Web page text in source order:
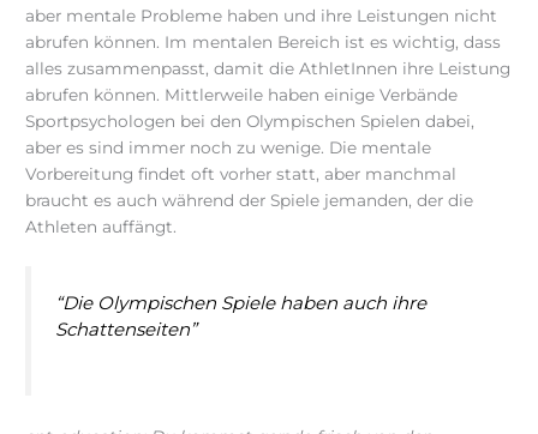
aber mentale Probleme haben und ihre Leistungen nicht
abrufen können. Im mentalen Bereich ist es wichtig, dass
alles zusammenpasst, damit die AthletInnen ihre Leistung
abrufen können. Mittlerweile haben einige Verbände
Sportpsychologen bei den Olympischen Spielen dabei,
aber es sind immer noch zu wenige. Die mentale
Vorbereitung findet oft vorher statt, aber manchmal
braucht es auch während der Spiele jemanden, der die
Athleten auffängt.
“Die Olympischen Spiele haben auch ihre
Schattenseiten”